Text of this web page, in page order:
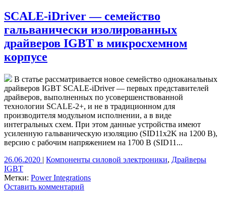
SCALE-iDriver — семейство
гальванически изолированных
драйверов IGBT в микросхемном
корпусе
В статье рассматривается новое семейство одноканальных
драйверов IGBT SCALE-iDriver — первых представителей
драйверов, выполненных по усовершенствованной
технологии SCALE-2+, и не в традиционном для
производителя модульном исполнении, а в виде
интегральных схем. При этом данные устройства имеют
усиленную гальваническую изоляцию (SID11x2K на 1200 В),
версию с рабочим напряжением на 1700 В (SID11...
26.06.2020 | Компоненты силовой электроники, Драйверы
IGBT
Метки: Power Integrations
Оставить комментарий